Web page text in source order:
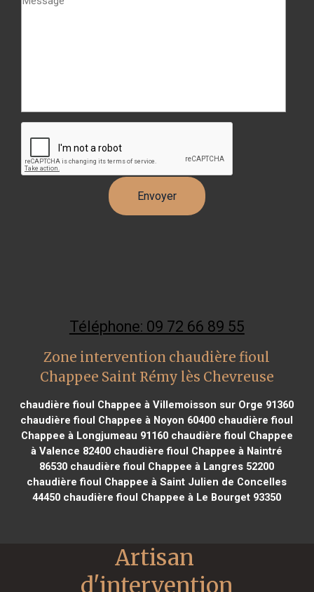
Téléphone: 09 72 66 89 55
Zone intervention chaudière fioul
Chappee Saint Rémy lès Chevreuse
chaudière fioul Chappee à Villemoisson sur Orge 91360
chaudière fioul Chappee à Noyon 60400 chaudière fioul
Chappee à Longjumeau 91160chaudière fioul Chappee
à Valence 82400 chaudière fioul Chappee à Naintré
86530 chaudière fioul Chappee à Langres 52200
chaudière fioul Chappee à Saint Julien de Concelles
44450 chaudière fioul Chappee à Le Bourget 93350
Artisan
d'intervention